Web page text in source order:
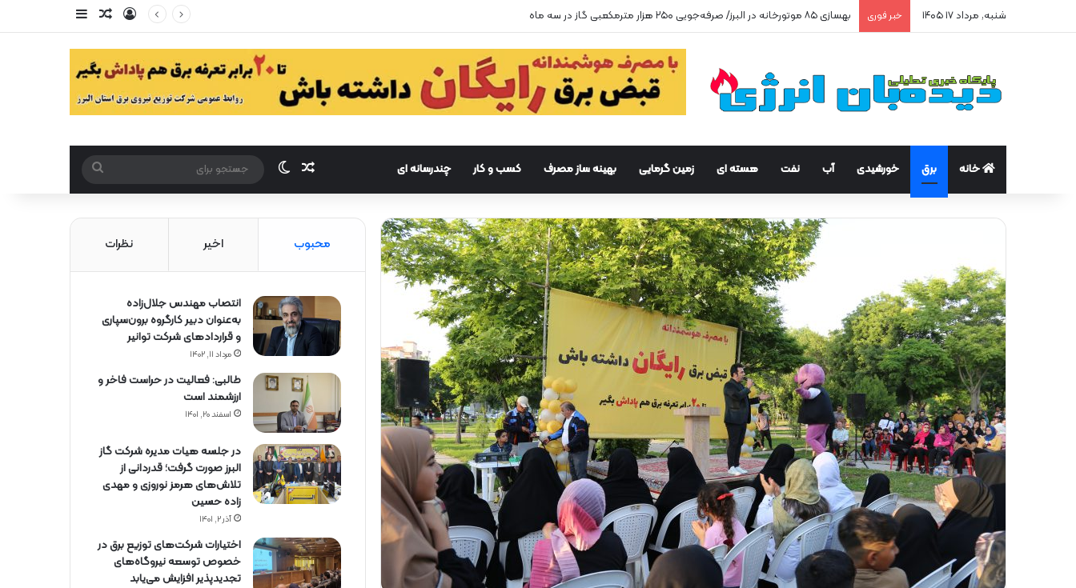
شنبه, مرداد ۱۷ ۱۴۰۵ خبر فوری پیشتازی البرز در مهار سرقت گاز ورود مقاله تصادفی
خانه برق خورشیدی آب نفت هسته ای زمین گرمایی بهینه ساز مصرف کسب و کار چندرسانه ای مقاله تصادفی
تغییر پوست
برای
محبوب اخیر نظرات
انتصاب مهندس جلال‌زاده
به‌عنوان دبیر كارگروه برون‌سپاری
و قراردادهای شركت توانیر
مرداد ۱۱, ۱۴۰۲
طالبی: فعالیت در حراست فاخر و
ارزشمند است
اسفند ۲۰, ۱۴۰۱
در جلسه هیات مدیره شرکت گاز
البرز صورت گرفت؛ قدردانی از
تلاش‌های هرمز نوروزی و مهدی
زاده حسین
آذر ۲, ۱۴۰۱
اختیارات شرکت‌های توزیع برق در
خصوص توسعه نیروگاه‌های
تجدیدپذیر افزایش می‌یابد